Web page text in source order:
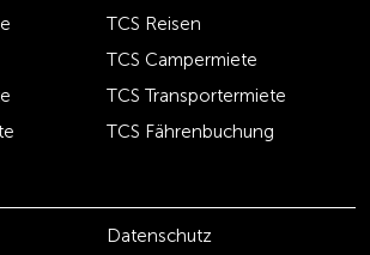
TCS Reisen
TCS Campermiete
TCS Transportermiete
TCS Fährenbuchung
Datenschutz